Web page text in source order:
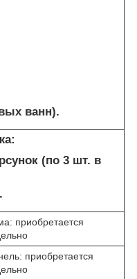
ванн).
(по 3 шт. в
приобретается
приобретается